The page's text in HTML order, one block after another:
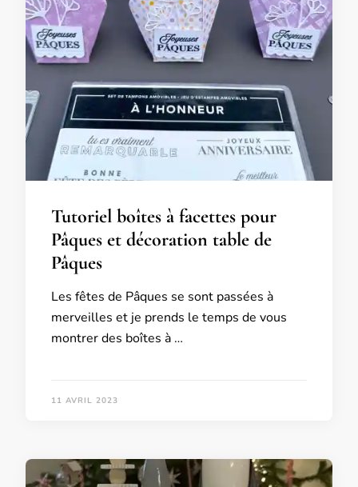
Tutoriel boîtes à facettes pour
Pâques et décoration table de
Pâques
Les fêtes de Pâques se sont passées à
merveilles et je prends le temps de vous
montrer des boîtes à …
11 AVRIL 2023